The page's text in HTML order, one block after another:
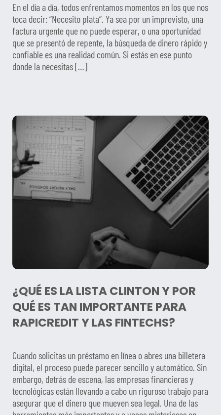
En el día a día, todos enfrentamos momentos en los que nos
toca decir: “Necesito plata“. Ya sea por un imprevisto, una
factura urgente que no puede esperar, o una oportunidad
que se presentó de repente, la búsqueda de dinero rápido y
confiable es una realidad común. Si estás en ese punto
donde la necesitas […]
¿QUÉ ES LA LISTA CLINTON Y POR
QUÉ ES TAN IMPORTANTE PARA
RAPICREDIT Y LAS FINTECHS?
Cuando solicitas un préstamo en línea o abres una billetera
digital, el proceso puede parecer sencillo y automático. Sin
embargo, detrás de escena, las empresas financieras y
tecnológicas están llevando a cabo un riguroso trabajo para
asegurar que el dinero que mueven sea legal. Una de las